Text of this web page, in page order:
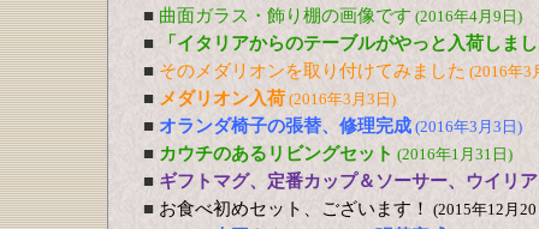
■ 曲面ガラス・飾り棚の画像です (2016年4月9日)
■
「イタリアからのテーブルがやっと入荷しま
■ そのメダリオンを取り付けてみました (2016年3
■ メダリオン入荷 (2016年3月3日)
■ オランダ椅子の張替、修理完成 (2016年3月3日)
■ カウチのあるリビングセット (2016年1月31日)
■ ギフトマグ、定番カップ＆ソーサー、ウイリ
■ お食べ初めセット、ございます！ (2015年12月